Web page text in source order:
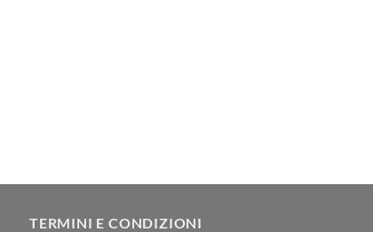
TERMINI E CONDIZIONI